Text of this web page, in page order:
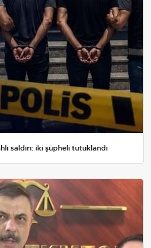
saldırı: iki şüpheli tutuklandı